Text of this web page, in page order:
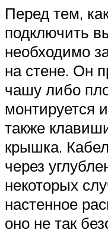
Перед тем,
подключить
необходимо
на стене. Он
чашу либо
монтируется
также
крышка.
через
некоторых
настенное
оно не так